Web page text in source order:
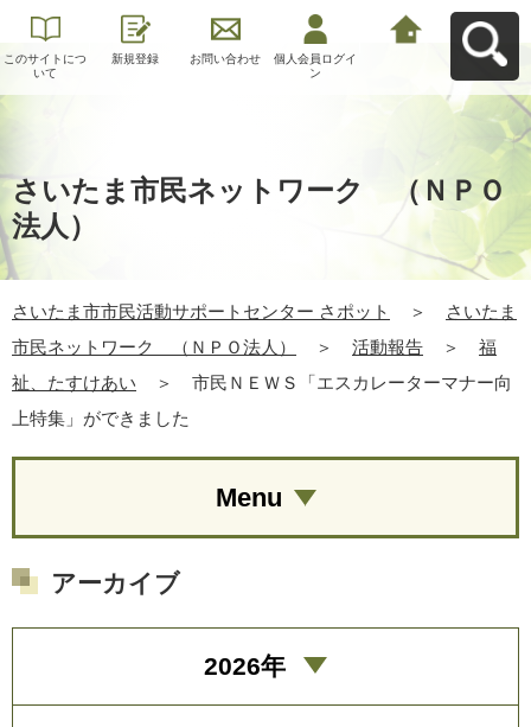
このサイトにつ
いて
新規登録 お問い合わせ
個人会員ログイ
ン
さいたま市民ネットワーク （ＮＰＯ
法人）
さいたま市市民活動サポートセンター さポット ＞
さいたま
市民ネットワーク （ＮＰＯ法人）
＞ 活動報告 ＞
福
祉、たすけあい
＞
市民ＮＥＷＳ「エスカレーターマナー向
上特集」ができました
Menu
アーカイブ
2026年